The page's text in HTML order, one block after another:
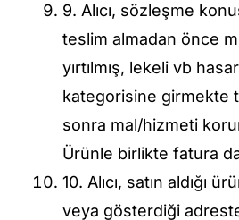
9. Alıcı, sözleşme
teslim almadan önce
yırtılmış, lekeli vb
kategorisine girmekte
sonra mal/hizmeti
Ürünle birlikte fatura
10. Alıcı, satın aldığı
veya gösterdiği